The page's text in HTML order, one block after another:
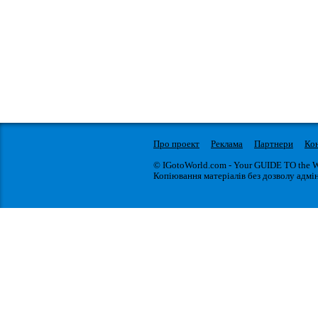
Про проект Реклама Партнери
© IGotoWorld.com - Your GUIDE TO the
Копіювання матеріалів без дозволу